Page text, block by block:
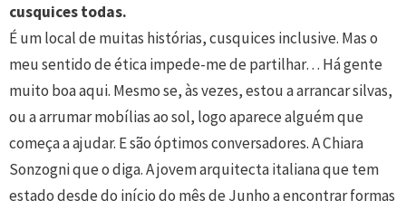
cusquices todas.
É um local de muitas histórias, cusquices inclusive. Mas o
meu sentido de ética impede-me de partilhar… Há gente
muito boa aqui. Mesmo se, às vezes, estou a arrancar silvas,
ou a arrumar mobílias ao sol, logo aparece alguém que
começa a ajudar. E são óptimos conversadores. A Chiara
Sonzogni que o diga. A jovem arquitecta italiana que tem
estado desde do início do mês de Junho a encontrar formas